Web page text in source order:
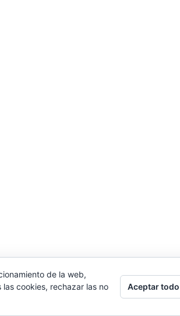
de la web,
cookies, rechazar las no
Aceptar todo